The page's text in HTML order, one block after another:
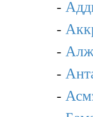
-
-
-
-
-